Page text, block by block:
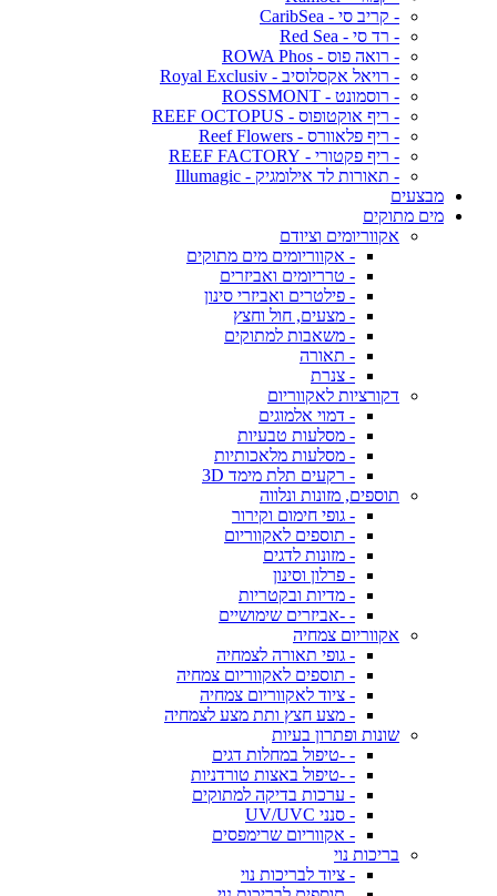
- קריב סי - CaribSea
- רד סי - Red Sea
- רואה פוס - ROWA Phos
- רויאל אקסלוסיב - Royal Exclusiv
- רוסמונט - ROSSMONT
- ריף אוקטופוס - REEF OCTOPUS
- ריף פלאוורס - Reef Flowers
- ריף פקטורי - REEF FACTORY
- תאורות לד אילומגיק - Illumagic
מבצעים
מים מתוקים
אקווריומים וציודם
- אקווריומים מים מתוקים
- טרריומים ואביזרים
- פילטרים ואביזרי סינון
- מצעים, חול וחצץ
- משאבות למתוקים
- תאורה
- צנרת
דקורציות לאקווריום
- דמוי אלמוגים
- מסלעות טבעיות
- מסלעות מלאכותיות
- רקעים תלת מימד 3D
תוספים, מזונות ונלווה
- גופי חימום וקירור
- תוספים לאקווריום
- מזונות לדגים
- פרלון וסינון
- מדיות ובקטריות
- -אביזרים שימושיים
אקווריום צמחיה
- גופי תאורה לצמחיה
- תוספים לאקווריום צמחיה
- ציוד לאקווריום צמחיה
- מצע חצץ ותת מצע לצמחיה
שונות ופתרון בעיות
- -טיפול במחלות דגים
- -טיפול באצות טורדניות
- ערכות בדיקה למתוקים
- סנני UV/UVC
- אקווריום שרימפסים
בריכות נוי
- ציוד לבריכות נוי